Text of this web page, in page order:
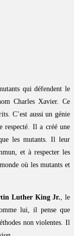
qui défendent le
Charles Xavier. Ce
C’est aussi un génie
respecté. Il a créé une
les mutants. Il leur
et à respecter les
où les mutants et
Luther King Jr. , le
lui, il pense que
non violentes. Il